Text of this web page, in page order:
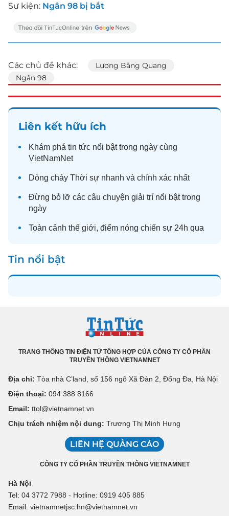
Sự kiện: Ngân 98 bị bắt
Các chủ đề khác:
Lương Bằng Quang
Ngân 98
Liên kết hữu ích
Khám phá tin tức nổi bật trong ngày cùng
VietNamNet
Dòng chảy Thời sự nhanh và chính xác nhất
Đừng bỏ lỡ các câu chuyện giải trí nổi bật trong
ngày
Toàn cảnh thế giới, điểm nóng chiến sự 24h qua
Tin nổi bật
TRANG THÔNG TIN ĐIỆN TỬ TỔNG HỢP CỦA CÔNG TY CỔ PHẦN
TRUYỀN THÔNG VIETNAMNET
Địa chỉ: Tòa nhà C’land, số 156 ngõ Xã Đàn 2, Đống Đa, Hà Nội
Điện thoại: 094 388 8166
Email: ttol@vietnamnet.vn
Chịu trách nhiệm nội dung: Trương Thị Minh Hưng
LIÊN HỆ QUẢNG CÁO
CÔNG TY CỔ PHẦN TRUYỀN THÔNG VIETNAMNET
Hà Nội
Tel: 04 3772 7988 - Hotline: 0919 405 885
Email: vietnamnetjsc.hn@vietnamnet.vn